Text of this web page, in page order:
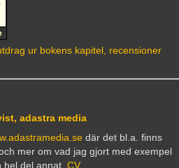
ur bokens kapitel, recensioner
adastra media
där det bl.a. finns
mer om vad jag gjort med exempel
del annat. CV